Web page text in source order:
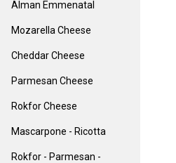
Alman Emmenatal
Mozarella Cheese
Cheddar Cheese
Parmesan Cheese
Rokfor Cheese
Mascarpone - Ricotta
Rokfor - Parmesan -